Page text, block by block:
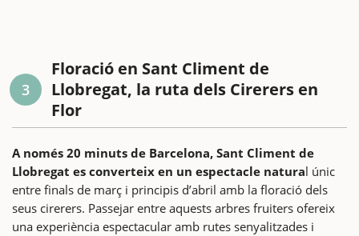
3
Floració en Sant Climent de
Llobregat, la ruta dels Cirerers en
Flor
A només 20 minuts de Barcelona, Sant Climent de
Llobregat es converteix en un espectacle natural únic
entre finals de març i principis d’abril amb la floració dels
seus cirerers. Passejar entre aquests arbres fruiters ofereix
una experiència espectacular amb rutes senyalitzades i